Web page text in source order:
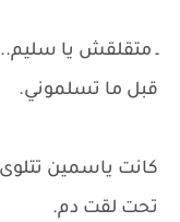
ـ متقلقش يا
قبل ما تسلموني.
كانت ياسمين
تحت لقت دم.